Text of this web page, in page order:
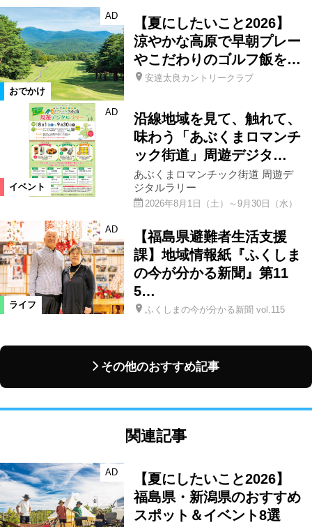
おでかけ
AD
【夏にしたいこと2026】
涼やかな高原で早朝プレー
やこだわりのゴルフ飯を…
安達太良カントリークラブ
イベント
AD
沿線地域を見て、触れて、
味わう「あぶくまロマンチ
ック街道」周遊デジタ…
あぶくまロマンチック街道 周遊デ
ジタルラリー
2026年8月1日（土）～9月30日（水）
ライフ
AD
【福島県避難者生活支援
課】地域情報紙『ふくしま
の今が分かる新聞』第11
5…
ふくしまの今が分かる新聞 vol.115
その他のおすすめ記事
関連記事
AD
【夏にしたいこと2026】
福島県・新潟県のおすすめ
スポット＆イベント8選